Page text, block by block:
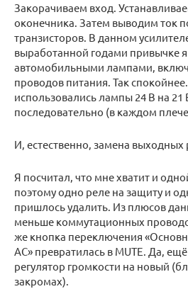
Закорачиваем вход.
оконечника. Затем выводим ток
транзисторов. В данном
выработанной годами привычке
автомобильными лампами,
проводов питания. Так
использовались лампы 24 В на
последовательно (в каждом
И, естественно, замена выходных
Я посчитал, что мне хватит и
поэтому одно реле на защиту и
пришлось удалить. Из плюсов
меньше коммутационных
же кнопка переключения
АС» превратилась в MUTE. Да,
регулятор громкости на новый
закромах).